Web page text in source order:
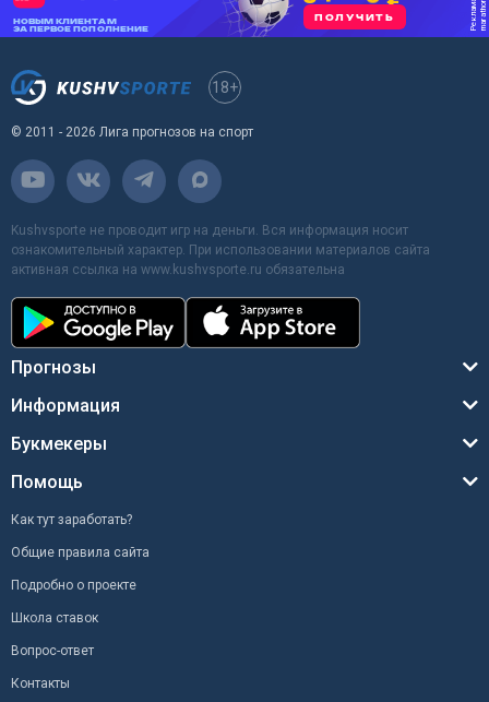
18+
© 2011 - 2026 Лига прогнозов на спорт
Kushvsporte не проводит игр на деньги. Вся информация носит
ознакомительный характер. При использовании материалов сайта
активная ссылка на www.kushvsporte.ru обязательна
Прогнозы
Информация
Букмекеры
Помощь
Как тут заработать?
Общие правила сайта
Подробно о проекте
Школа ставок
Вопрос-ответ
Контакты